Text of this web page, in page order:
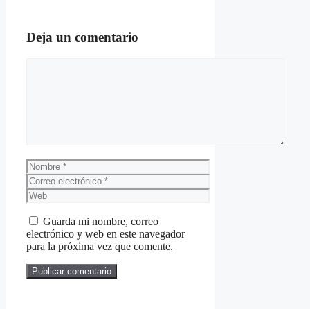
Deja un comentario
Nombre
Correo
electrónico
Web
Guarda mi nombre, correo
electrónico y web en este navegador
para la próxima vez que comente.